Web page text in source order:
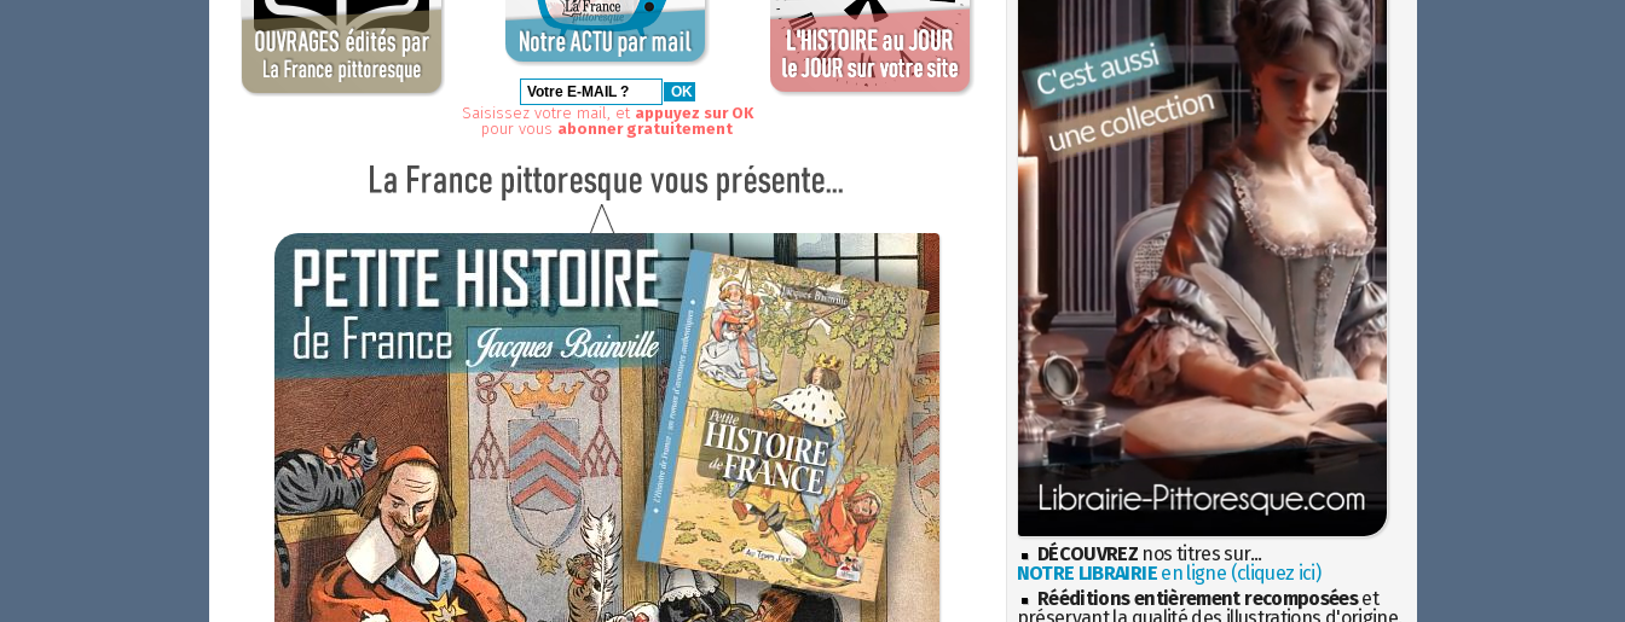
Saisissez votre mail, et appuyez sur OK
pour vous abonner gratuitement
DÉCOUVREZ nos titres sur...
NOTRE LIBRAIRIEen ligne (cliquez ici)
Rééditions entièrement recomposéeset